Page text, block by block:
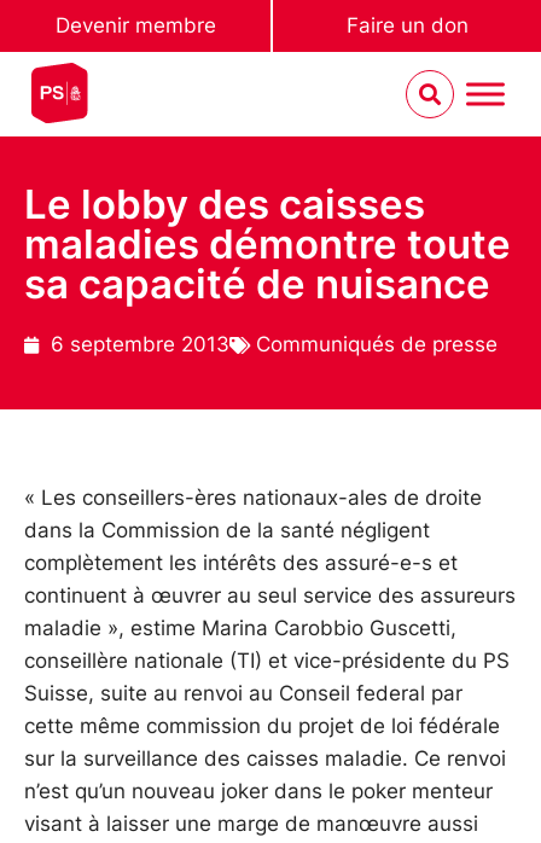
Devenir membre Faire un don
Le lobby des caisses
maladies démontre toute
sa capacité de nuisance
6 septembre 2013 Communiqués de presse
« Les conseillers-ères nationaux-ales de droite
dans la Commission de la santé négligent
complètement les intérêts des assuré-e-s et
continuent à œuvrer au seul service des assureurs
maladie », estime Marina Carobbio Guscetti,
conseillère nationale (TI) et vice-présidente du PS
Suisse, suite au renvoi au Conseil federal par
cette même commission du projet de loi fédérale
sur la surveillance des caisses maladie. Ce renvoi
n’est qu’un nouveau joker dans le poker menteur
visant à laisser une marge de manœuvre aussi